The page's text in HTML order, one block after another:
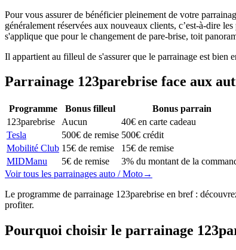
Pour vous assurer de bénéficier pleinement de votre
généralement réservées aux nouveaux clients, c’est-à-dire
s'applique que pour le changement de pare-brise, toit
Il appartient au filleul de s'assurer que le parrainage est bien
Parrainage 123parebrise face aux
Programme Bonus filleul
Bonus parrain
123parebrise
Aucun
40€ en carte cadeau
Tesla
500€ de remise 500€ crédit
Mobilité Club 15€ de remise
15€ de remise
MIDManu
5€ de remise
3% du montant de la
Voir tous les parrainages auto / Moto→
Le programme de parrainage 123parebrise en bref :
profiter.
Pourquoi choisir le parrainage